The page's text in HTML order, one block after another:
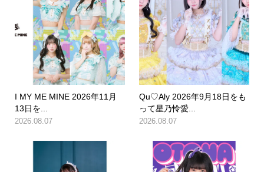
I MY ME MINE 2026年11月
13日を...
2026.08.07
Qu♡Aly 2026年9月18日をも
って星乃怜愛...
2026.08.07